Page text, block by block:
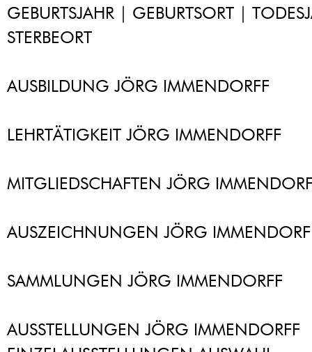
GEBURTSJAHR | GEBURTSORT |
STERBEORT
AUSBILDUNG JÖRG IMMENDORFF
LEHRTÄTIGKEIT JÖRG IMMENDORFF
MITGLIEDSCHAFTEN JÖRG
AUSZEICHNUNGEN JÖRG
SAMMLUNGEN JÖRG IMMENDORFF
AUSSTELLUNGEN JÖRG IMMENDORFF